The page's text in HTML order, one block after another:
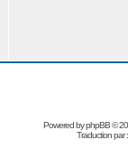
Powered byphpBB©
Traduction par :